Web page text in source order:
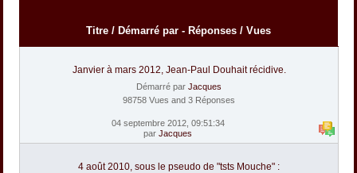
Titre / Démarré par - Réponses / Vues
Janvier à mars 2012, Jean-Paul Douhait récidive.
Démarré par Jacques
98758 Vues and 3 Réponses
04 septembre 2012, 09:51:34
par Jacques
4 août 2010, sous le pseudo de "tsts Mouche" :